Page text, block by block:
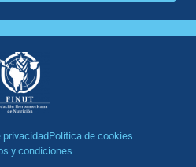
privacidadPolítica de cookies
y condiciones